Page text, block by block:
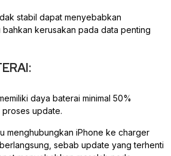
stabil dapat menyebabkan
kerusakan pada data penting
daya baterai minimal 50%
proses update.
menghubungkan iPhone ke charger
sebab update yang terhenti